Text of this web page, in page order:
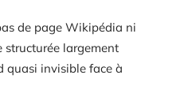
de page Wikipédia ni
largement
quasi invisible face à